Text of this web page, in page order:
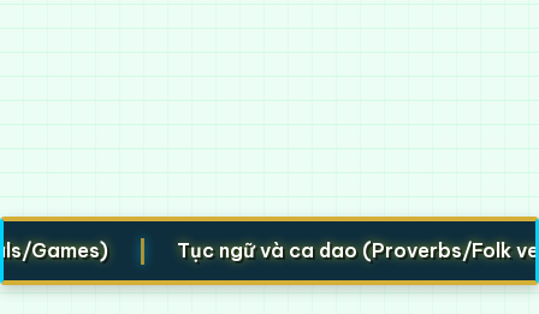
| Tục ngữ và ca dao (Proverbs/Folk verses)